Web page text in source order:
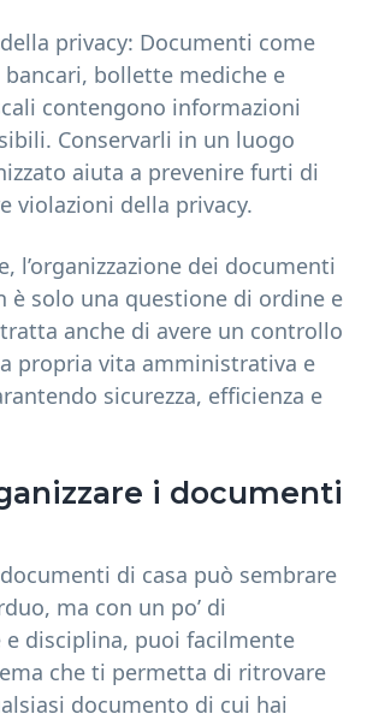
privacy: Documenti come
bollette mediche e
contengono informazioni
Conservarli in un luogo
aiuta a prevenire furti di
violazioni della privacy.
l’organizzazione dei documenti
è solo una questione di ordine e
anche di avere un controllo
propria vita amministrativa e
sicurezza, efficienza e
i documenti
di casa può sembrare
ma con un po’ di
e disciplina, puoi facilmente
che ti permetta di ritrovare
documento di cui hai